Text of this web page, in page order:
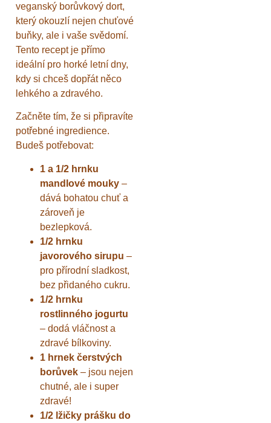
veganský borůvkový dort,
který okouzlí nejen chuťové
buňky, ale i vaše svědomí.
Tento recept je přímo
ideální pro horké letní dny,
kdy si chceš dopřát něco
lehkého a zdravého.
Začněte tím, že si připravíte
potřebné ingredience.
Budeš potřebovat:
1 a 1/2 hrnku
mandlové mouky –
dává bohatou chuť a
zároveň je
bezlepková.
1/2 hrnku
javorového sirupu –
pro přírodní sladkost,
bez přidaného cukru.
1/2 hrnku
rostlinného jogurtu
– dodá vláčnost a
zdravé bílkoviny.
1 hrnek čerstvých
borůvek – jsou nejen
chutné, ale i super
zdravé!
1/2 lžičky prášku do